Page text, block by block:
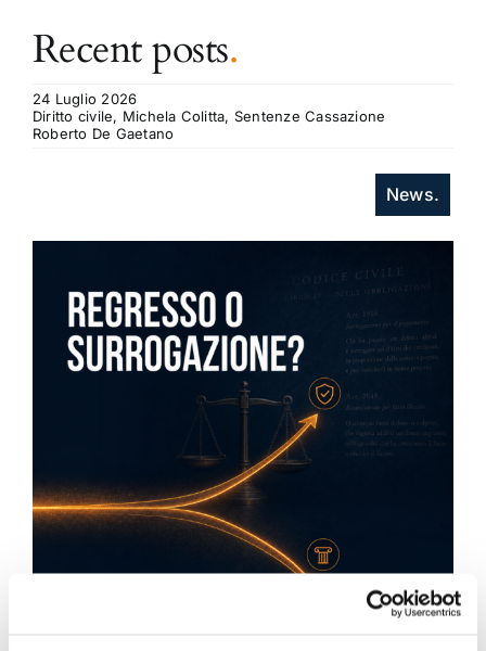
Recent posts.
24 Luglio 2026
Diritto civile, Michela Colitta, Sentenze Cassazione
Roberto De Gaetano
News.